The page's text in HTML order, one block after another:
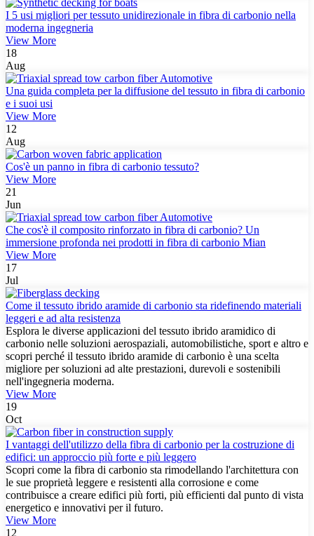
I 5 usi migliori per tessuto unidirezionale in fibra di carbonio nella
moderna ingegneria
View More
18
Aug
Una guida completa per la diffusione del tessuto in fibra di carbonio
e i suoi usi
View More
12
Aug
Cos'è un panno in fibra di carbonio tessuto?
View More
21
Jun
Che cos'è il composito rinforzato in fibra di carbonio? Un
immersione profonda nei prodotti in fibra di carbonio Mian
View More
17
Jul
Come il tessuto ibrido aramide di carbonio sta ridefinendo materiali
leggeri e ad alta resistenza
Esplora le diverse applicazioni del tessuto ibrido aramidico di
carbonio nelle soluzioni aerospaziali, automobilistiche, sport e altro e
scopri perché il tessuto ibrido aramide di carbonio è una scelta
migliore per soluzioni ad alte prestazioni, durevoli e sostenibili
nell'ingegneria moderna.
View More
19
Oct
I vantaggi dell'utilizzo della fibra di carbonio per la costruzione di
edifici: un approccio più forte e più leggero
Scopri come la fibra di carbonio sta rimodellando l'architettura con
le sue proprietà leggere e resistenti alla corrosione e come
contribuisce a creare edifici più forti, più efficienti dal punto di vista
energetico e innovativi per il futuro.
View More
12